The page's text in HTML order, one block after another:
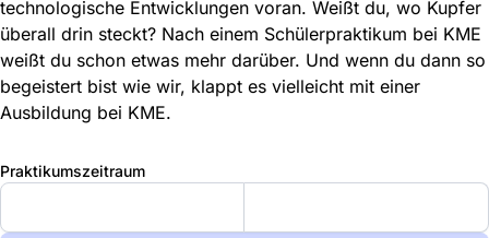
technologische Entwicklungen voran. Weißt du, wo Kupfer
überall drin steckt? Nach einem Schülerpraktikum bei KME
weißt du schon etwas mehr darüber. Und wenn du dann so
begeistert bist wie wir, klappt es vielleicht mit einer
Ausbildung bei KME.
Praktikumszeitraum